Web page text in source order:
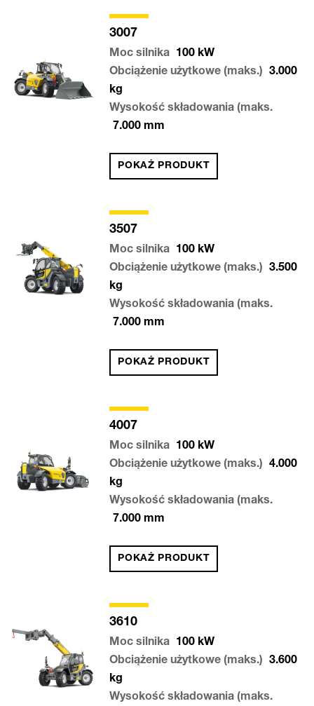
3007
Moc silnika 100 kW
Obciążenie użytkowe (maks.)
3.000
kg
Wysokość składowania (maks.
7.000 mm
POKAŻ PRODUKT
3507
Moc silnika 100 kW
Obciążenie użytkowe (maks.)
3.500
kg
Wysokość składowania (maks.
7.000 mm
POKAŻ PRODUKT
4007
Moc silnika 100 kW
Obciążenie użytkowe (maks.)
4.000
kg
Wysokość składowania (maks.
7.000 mm
POKAŻ PRODUKT
3610
Moc silnika 100 kW
Obciążenie użytkowe (maks.)
3.600
kg
Wysokość składowania (maks.